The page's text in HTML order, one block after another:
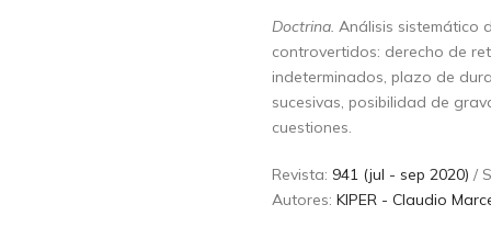
Doctrina. Análisis sistemático
controvertidos: derecho de
indeterminados, plazo de
sucesivas, posibilidad de
cuestiones.
Revista: 941 (jul - sep 2020) /
Autores: KIPER - Claudio